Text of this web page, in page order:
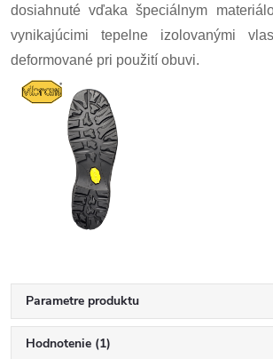
dosiahnuté vďaka špeciálnym
vynikajúcimi tepelne izolovanými
deformované pri použití obuvi.
Parametre produktu
Hodnotenie (1)